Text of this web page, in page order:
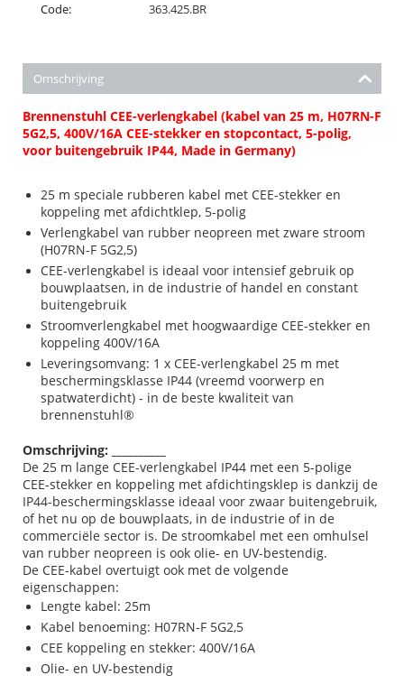
Code: 363.425.BR
Omschrijving
Brennenstuhl CEE-verlengkabel (kabel van 25 m, H07RN-F
5G2,5, 400V/16A CEE-stekker en stopcontact, 5-polig,
voor buitengebruik IP44, Made in Germany)
25 m speciale rubberen kabel met CEE-stekker en
koppeling met afdichtklep, 5-polig
Verlengkabel van rubber neopreen met zware stroom
(H07RN-F 5G2,5)
CEE-verlengkabel is ideaal voor intensief gebruik op
bouwplaatsen, in de industrie of handel en constant
buitengebruik
Stroomverlengkabel met hoogwaardige CEE-stekker en
koppeling 400V/16A
Leveringsomvang: 1 x CEE-verlengkabel 25 m met
beschermingsklasse IP44 (vreemd voorwerp en
spatwaterdicht) - in de beste kwaliteit van
brennenstuhl®
Omschrijving: __________
De 25 m lange CEE-verlengkabel IP44 met een 5-polige
CEE-stekker en koppeling met afdichtingsklep is dankzij de
IP44-beschermingsklasse ideaal voor zwaar buitengebruik,
of het nu op de bouwplaats, in de industrie of in de
commerciële sector is. De stroomkabel met een omhulsel
van rubber neopreen is ook olie- en UV-bestendig.
De CEE-kabel overtuigt ook met de volgende
eigenschappen:
Lengte kabel: 25m
Kabel benoeming: H07RN-F 5G2,5
CEE koppeling en stekker: 400V/16A
Olie- en UV-bestendig